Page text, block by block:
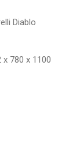
Diablo
x 780 x 1100